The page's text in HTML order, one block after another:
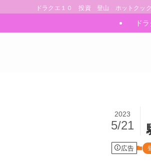
ドラクエ１０ 投資 登山 ホットクック
ド
2023
5/21
広告